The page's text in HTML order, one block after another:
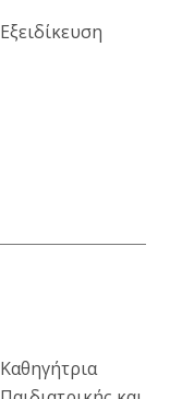
Εξειδίκευση
Καθηγήτρια